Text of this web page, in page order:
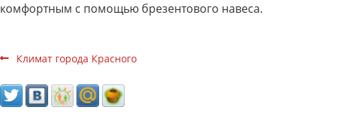
комфортным с помощью брезентового навеса.
Климат города Красного